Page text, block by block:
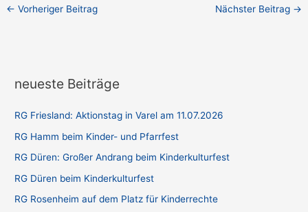
← Vorheriger Beitrag Nächster Beitrag →
neueste Beiträge
RG Friesland: Aktionstag in Varel am 11.07.2026
RG Hamm beim Kinder- und Pfarrfest
RG Düren: Großer Andrang beim Kinderkulturfest
RG Düren beim Kinderkulturfest
RG Rosenheim auf dem Platz für Kinderrechte